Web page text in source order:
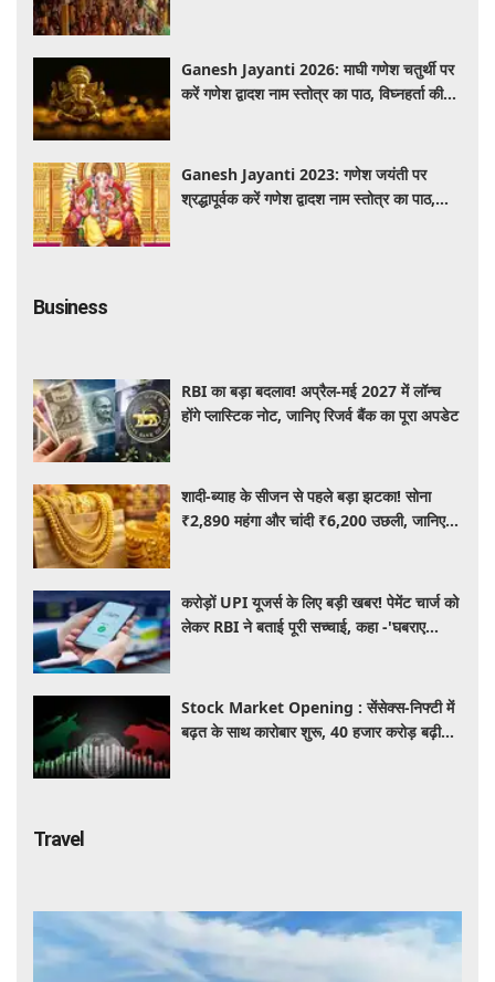
Ganesh Jayanti 2026: माघी गणेश चतुर्थी पर
करें गणेश द्वादश नाम स्तोत्र का पाठ, विघ्नहर्ता की
Ganesh Jayanti 2023: गणेश जयंती पर
श्रद्धापूर्वक करें गणेश द्वादश नाम स्तोत्र का पाठ,
Business
RBI का बड़ा बदलाव! अप्रैल-मई 2027 में लॉन्च
होंगे प्लास्टिक नोट, जानिए रिजर्व बैंक का पूरा अपडेट
शादी-ब्याह के सीजन से पहले बड़ा झटका! सोना
₹2,890 महंगा और चांदी ₹6,200 उछली, जानिए
करोड़ों UPI यूजर्स के लिए बड़ी खबर! पेमेंट चार्ज को
लेकर RBI ने बताई पूरी सच्चाई, कहा -'घबराए
Stock Market Opening : सेंसेक्स-निफ्टी में
बढ़त के साथ कारोबार शुरू, 40 हजार करोड़ बढ़ी
Travel